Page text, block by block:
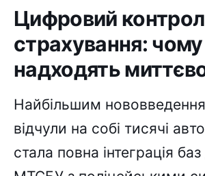
Цифровий
страхування:
надходять
Найбільшим
відчули на собі тисячі
стала повна інтеграція